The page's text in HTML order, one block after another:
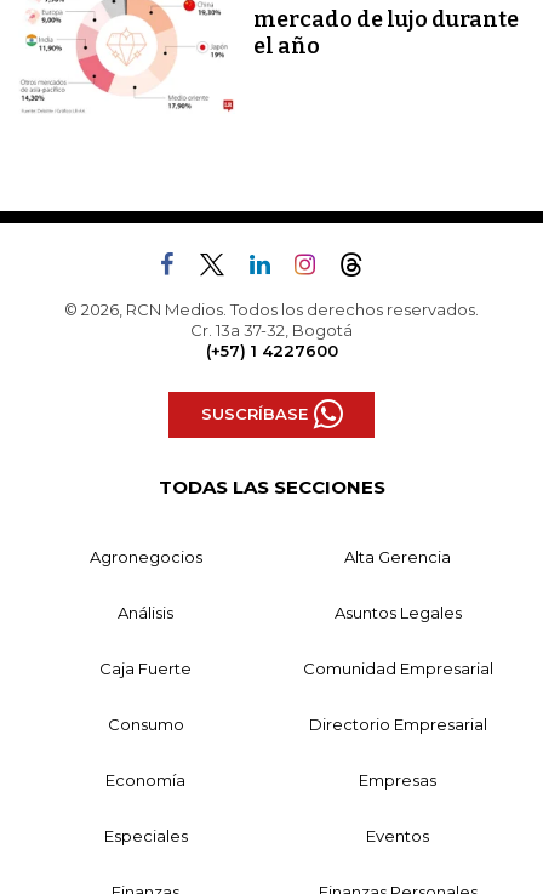
mercado de lujo durante
el año
© 2026, RCN Medios. Todos los derechos reservados.
Cr. 13a 37-32, Bogotá
(+57) 1 4227600
SUSCRÍBASE
TODAS LAS SECCIONES
Agronegocios Alta Gerencia
Análisis Asuntos Legales
Caja Fuerte Comunidad Empresarial
Consumo Directorio Empresarial
Economía Empresas
Especiales Eventos